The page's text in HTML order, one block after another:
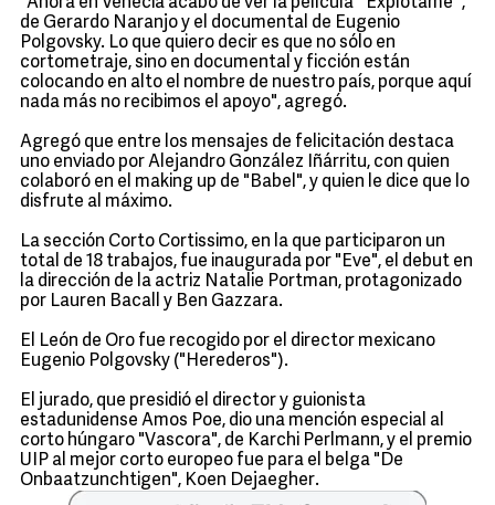
de Gerardo Naranjo y el documental de Eugenio
Polgovsky. Lo que quiero decir es que no sólo en
cortometraje, sino en documental y ficción están
colocando en alto el nombre de nuestro país, porque aquí
nada más no recibimos el apoyo", agregó.
Agregó que entre los mensajes de felicitación destaca
uno enviado por Alejandro González Iñárritu, con quien
colaboró en el making up de "Babel", y quien le dice que lo
disfrute al máximo.
La sección Corto Cortissimo, en la que participaron un
total de 18 trabajos, fue inaugurada por "Eve", el debut en
la dirección de la actriz Natalie Portman, protagonizado
por Lauren Bacall y Ben Gazzara.
El León de Oro fue recogido por el director mexicano
Eugenio Polgovsky ("Herederos").
El jurado, que presidió el director y guionista
estadunidense Amos Poe, dio una mención especial al
corto húngaro "Vascora", de Karchi Perlmann, y el premio
UIP al mejor corto europeo fue para el belga "De
Onbaatzunchtigen", Koen Dejaegher.